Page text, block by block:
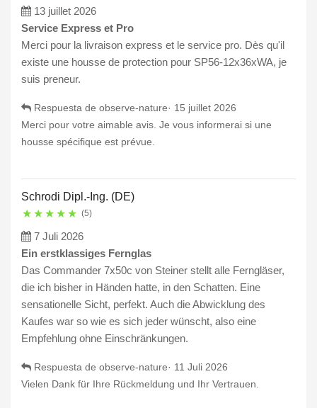
13 juillet 2026
Service Express et Pro
Merci pour la livraison express et le service pro. Dès qu'il
existe une housse de protection pour SP56-12x36xWA, je
suis preneur.
Respuesta de observe-nature· 15 juillet 2026
Merci pour votre aimable avis. Je vous informerai si une
housse spécifique est prévue.
Schrodi Dipl.-Ing. (DE)
★ ★ ★ ★ ★ (5)
7 Juli 2026
Ein erstklassiges Fernglas
Das Commander 7x50c von Steiner stellt alle Ferngläser,
die ich bisher in Händen hatte, in den Schatten. Eine
sensationelle Sicht, perfekt. Auch die Abwicklung des
Kaufes war so wie es sich jeder wünscht, also eine
Empfehlung ohne Einschränkungen.
Respuesta de observe-nature· 11 Juli 2026
Vielen Dank für Ihre Rückmeldung und Ihr Vertrauen.